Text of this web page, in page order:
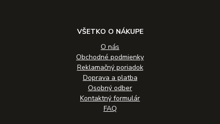
VŠETKO O NÁKUPE
O nás
Obchodné podmienky
Reklamačný poriadok
Doprava a platba
Osobný odber
Kontaktný formulár
FAQ